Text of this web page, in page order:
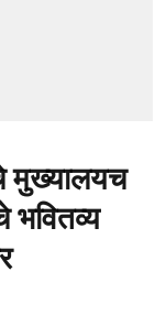
मुख्यालयच
भवितव्य